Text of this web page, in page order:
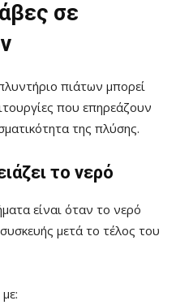
σε
πιάτων μπορεί
που επηρεάζουν
της πλύσης.
το νερό
είναι όταν το νερό
μετά το τέλος του